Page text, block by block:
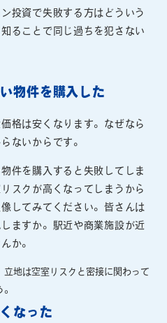
投資で失敗する方はどういう
ることで同じ過ちを犯さない
物件を購入した
格は安くなります。なぜなら
ないからです。
件を購入すると失敗してしま
スクが高くなってしまうから
してみてください。皆さんは
ますか。駅近や商業施設が近
か。
地は空室リスクと密接に関わって
なった